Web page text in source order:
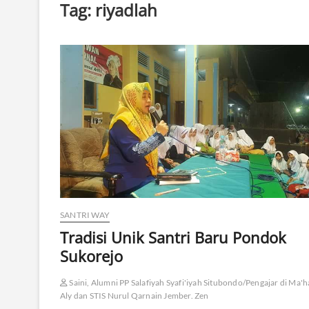
Tag: riyadlah
SANTRI WAY
Tradisi Unik Santri Baru Pondok
Sukorejo
Saini, Alumni PP Salafiyah Syafi'iyah Situbondo/Pengajar di
Aly dan STIS Nurul Qarnain Jember. Zen